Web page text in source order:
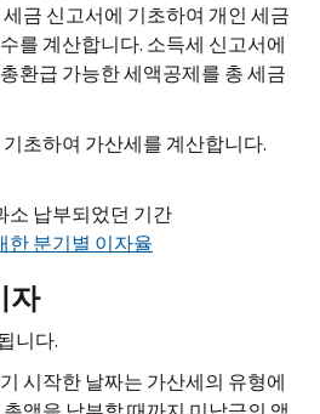
금 신고서에 기초하여 개인 세금
를 계산합니다. 소득세 신고서에
환급 가능한 세액공제를 총 세금
초하여 가산세를 계산합니다.
소 납부되었던 기간
한 분기별 이자율
자
니다.
시작한 날짜는 가산세의 유형에